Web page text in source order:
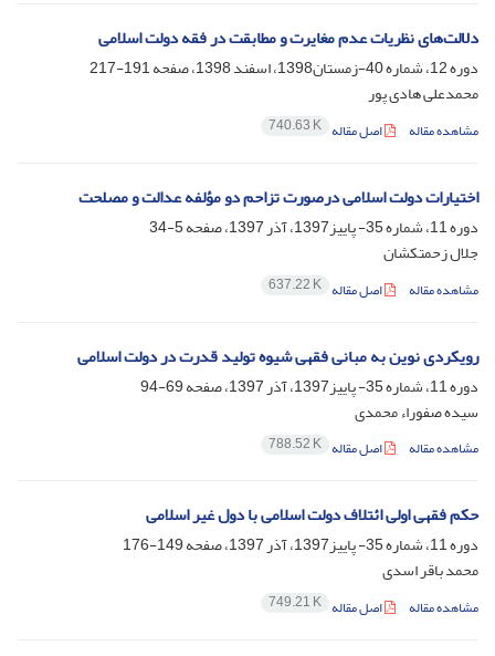
دلالت‌های نظریات عدم مغایرت و مطابقت در فقه دولت اسلامی
دوره 12، شماره 40-زمستان1398، اسفند 1398، صفحه
191-217
محمدعلی هادی پور
مشاهده مقاله اصل مقاله 740.63 K
اختیارات دولت اسلامی درصورت تزاحم دو مؤلفه عدالت و مصلحت
دوره 11، شماره 35- پاییز1397، آذر 1397، صفحه
5-34
جلال زحمتکشان
مشاهده مقاله اصل مقاله 637.22 K
رویکردی نوین به مبانی فقهی شیوه تولید قدرت در دولت اسلامی
دوره 11، شماره 35- پاییز1397، آذر 1397، صفحه
69-94
سیده صفوراء محمدی
مشاهده مقاله اصل مقاله 788.52 K
حکم فقهی اولی ائتلاف دولت اسلامی با دول غیر اسلامی
دوره 11، شماره 35- پاییز1397، آذر 1397، صفحه
149-176
محمد باقر اسدی
مشاهده مقاله اصل مقاله 749.21 K